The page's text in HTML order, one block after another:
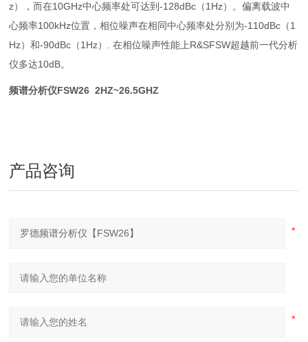
z），而在10GHz中心频率处可达到-128dBc（1Hz）。偏离载波中
心频率100kHz位置，相位噪声在相同中心频率处分别为-110dBc（1
Hz）和-90dBc（1Hz）. 在相位噪声性能上R&SFSW超越前一代分析
仪多达10dB。
频谱分析仪FSW26 2HZ~26.5GHZ
产品咨询